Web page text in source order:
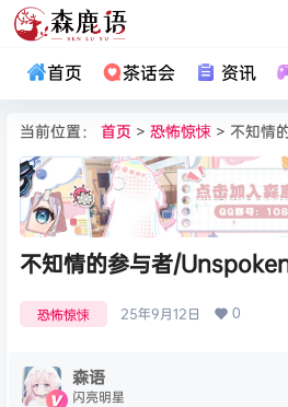
首页 茶话会 资讯
当前位置： 首页 > 恐怖惊悚 > 不知情
不知情的参与者/
恐怖惊悚 25年9月12日 0
森语
闪亮明星